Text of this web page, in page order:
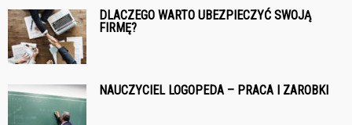
DLACZEGO WARTO UBEZPIECZYĆ SWOJĄ
FIRMĘ?
NAUCZYCIEL LOGOPEDA – PRACA I ZAROBKI